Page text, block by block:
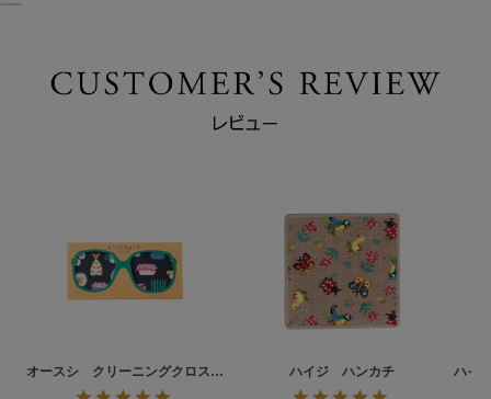
オースシ クリーニングクロス
L/CCOHS-193021
ハイジ ハンカチ ハイ